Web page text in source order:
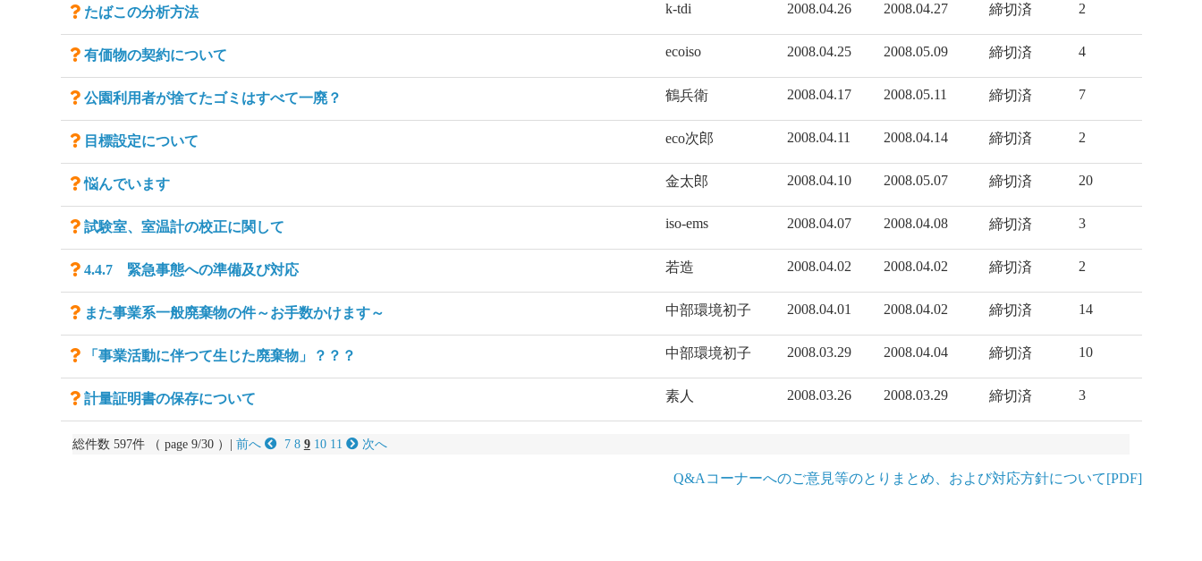
たばこの分析方法 k-tdi 2008.04.26 2008.04.27 締切済 2
有価物の契約について ecoiso 2008.04.25 2008.05.09 締切済 4
公園利用者が捨てたゴミはすべて一廃？ 鶴兵衛 2008.04.17 2008.05.11 締切済 7
目標設定について eco次郎 2008.04.11 2008.04.14 締切済 2
悩んでいます 金太郎 2008.04.10 2008.05.07 締切済 20
試験室、室温計の校正に関して iso-ems 2008.04.07 2008.04.08 締切済 3
4.4.7 緊急事態への準備及び対応 若造 2008.04.02 2008.04.02 締切済 2
また事業系一般廃棄物の件～お手数かけます～ 中部環境初子 2008.04.01 2008.04.02 締切済 14
「事業活動に伴つて生じた廃棄物」？？？ 中部環境初子 2008.03.29 2008.04.04 締切済 10
計量証明書の保存について 素人 2008.03.26 2008.03.29 締切済 3
総件数 597件 （ page 9/30 ）| 前へ 7 8 9 10 11 次へ
Q&Aコーナーへのご意見等のとりまとめ、および対応方針について[PDF]